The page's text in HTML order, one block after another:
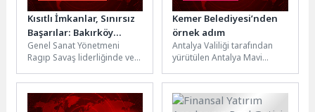
Kısıtlı İmkanlar, Sınırsız
Başarılar: Bakırköy
Belediye Tiyatroları
2025-2026 Sezonunda
Tarih Yazdı!
Genel Sanat Yönetmeni
Ragıp Savaş liderliğinde ve
Doç. Dr. Ayşegül
Ovalıoğlu’nun vizyoner...
Kemer Belediyesi’nden
örnek adım
Antalya Valiliği tarafından
yürütülen Antalya Mavi
kapsamında, Kemer
Belediyesi İklim Değişikliği
ve Sıfır...